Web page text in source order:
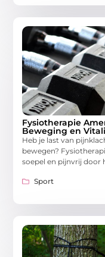
Fysiotherapie
Beweging en
Heb je last van
bewegen?
soepel en pijnvrij door
Sport